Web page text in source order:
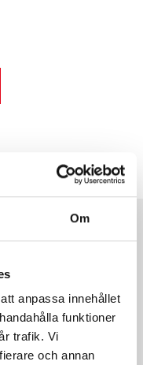
Om
anpassa innehållet
funktioner
trafik. Vi
och annan